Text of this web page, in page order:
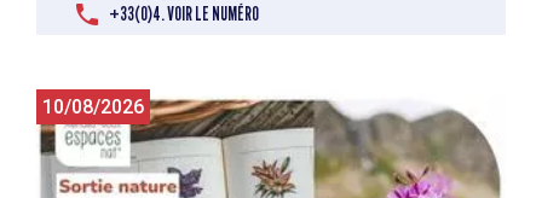
+33(0)4. VOIR LE NUMÉRO
10/08/2026